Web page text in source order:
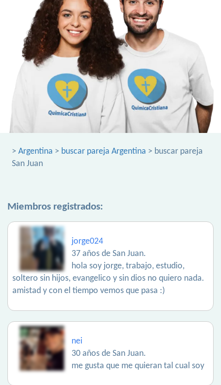
> Argentina > buscar pareja Argentina > buscar pareja
San Juan
Miembros registrados:
jorge024
37 años de San Juan.
hola soy jorge, trabajo, estudio,
soltero sin hijos, evangelico y sin dios no quiero nada.
amistad y con el tiempo vemos que pasa :)
nei
30 años de San Juan.
me gusta que me quieran tal cual soy